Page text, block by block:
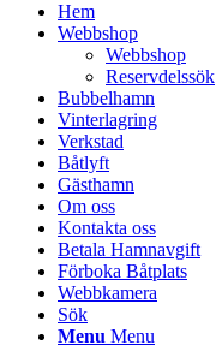
Hem
Webbshop
Webbshop
Reservdelssök
Bubbelhamn
Vinterlagring
Verkstad
Båtlyft
Gästhamn
Om oss
Kontakta oss
Betala Hamnavgift
Förboka Båtplats
Webbkamera
Sök
Menu Menu